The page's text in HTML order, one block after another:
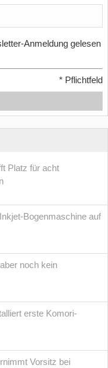
Anmeldung gelesen
* Pflichtfeld
Platz für acht
Bogenmaschine auf
noch kein
erste Komori-
Vorsitz bei